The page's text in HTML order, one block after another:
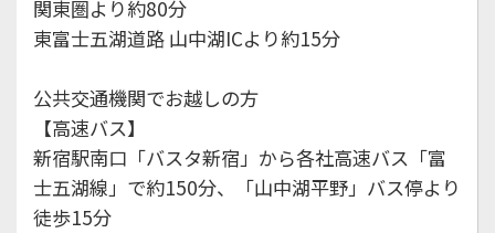
関東圏より約80分
東富士五湖道路 山中湖ICより約15分
公共交通機関でお越しの方
【高速バス】
新宿駅南口「バスタ新宿」から各社高速バス「富
士五湖線」で約150分、「山中湖平野」バス停より
徒歩15分